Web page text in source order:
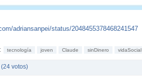
adriansanpei/status/2048455378468241547
tecnología joven Claude sinDinero vidaSocial
(24 votos)